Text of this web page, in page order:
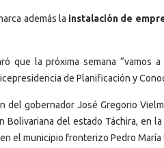
además la instalación de
que la próxima semana “vamos
de Planificación y
del gobernador José Gregorio
Bolivariana del estado Táchira, en
el municipio fronterizo Pedro María